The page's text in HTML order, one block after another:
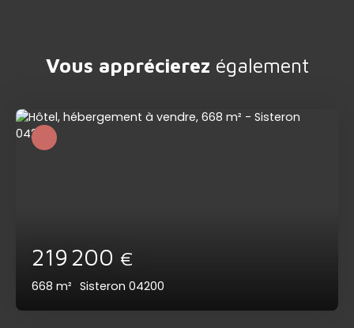
Vous apprécierez également
219 200 €
668 m² Sisteron 04200